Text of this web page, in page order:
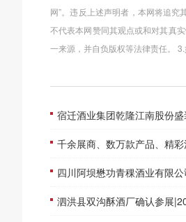
网”。违反上述声明者，本网将追
不代表本网赞同其观点或和对其真
一来源，并自负版权等法律责任。
宿迁酒业集团乾隆江南股份
千余展商、数万款产品、精彩活动荟萃
四川阿坝懋功青稞酒业有限公司确
泗洪县双沟酥酒厂确认参展